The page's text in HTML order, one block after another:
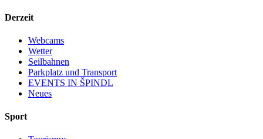
Derzeit
Webcams
Wetter
Seilbahnen
Parkplatz und Transport
EVENTS IN ŠPINDL
Neues
Sport